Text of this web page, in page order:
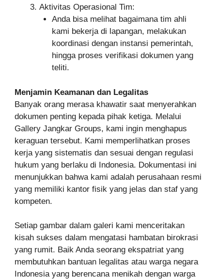
Aktivitas Operasional Tim:
Anda bisa melihat bagaimana tim ahli
kami bekerja di lapangan, melakukan
koordinasi dengan instansi pemerintah,
hingga proses verifikasi dokumen yang
teliti.
Menjamin Keamanan dan Legalitas
Banyak orang merasa khawatir saat menyerahkan
dokumen penting kepada pihak ketiga. Melalui
Gallery Jangkar Groups, kami ingin menghapus
keraguan tersebut. Kami memperlihatkan proses
kerja yang sistematis dan sesuai dengan regulasi
hukum yang berlaku di Indonesia. Dokumentasi ini
menunjukkan bahwa kami adalah perusahaan resmi
yang memiliki kantor fisik yang jelas dan staf yang
kompeten.
Setiap gambar dalam galeri kami menceritakan
kisah sukses dalam mengatasi hambatan birokrasi
yang rumit. Baik Anda seorang ekspatriat yang
membutuhkan bantuan legalitas atau warga negara
Indonesia yang berencana menikah dengan warga